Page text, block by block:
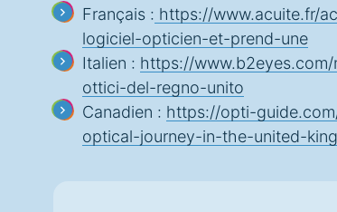
Français : https://www.acuite.fr/
logiciel-opticien-et-prend-une
Italien : https://
ottici-del-regno-unito
Canadien : https://opti-
optical-journey-in-the-united-